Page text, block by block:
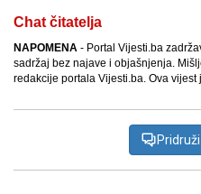
Chat čitatelja
NAPOMENA - Portal Vijesti.ba
sadržaj bez najave i objašnjenja.
redakcije portala Vijesti.ba. Ova